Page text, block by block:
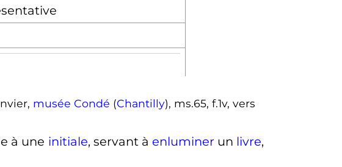
musée Condé (Chantilly), ms.65, f.1v, vers
à une initiale, servant à enluminer un livre,